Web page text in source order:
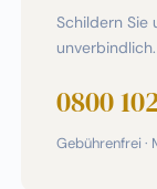
Schildern Sie
unverbindlich.
0800
Gebührenfrei